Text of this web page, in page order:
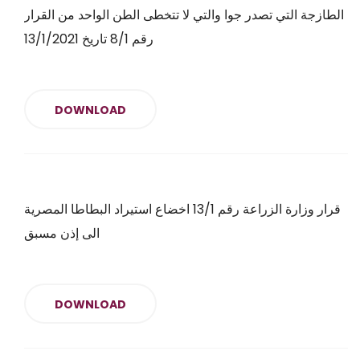
الطازجة التي تصدر جوا والتي لا تتخطى الطن الواحد من القرار
رقم 8/1 تاريخ 13/1/2021
DOWNLOAD
قرار وزارة الزراعة رقم 13/1 اخضاع استيراد البطاطا المصرية
الى إذن مسبق
DOWNLOAD